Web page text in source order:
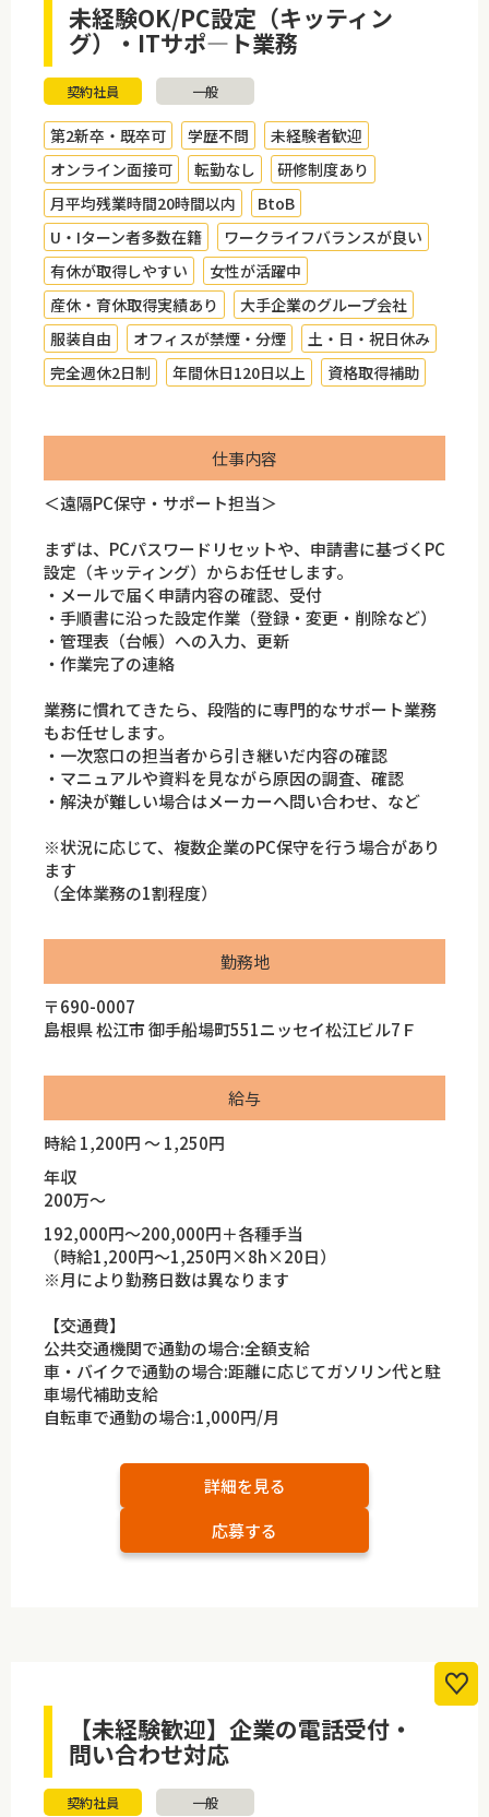
未経験OK/PC設定（キッティン
グ）・ITサポ―ト業務
契約社員 一般
第2新卒・既卒可 学歴不問
未経験者歓迎
オンライン面接可
転勤なし
研修制度あり
月平均残業時間20時間以内
BtoB
U・Iターン者多数在籍
ワークライフバランスが良い
有休が取得しやすい
女性が活躍中
産休・育休取得実績あり
大手企業のグループ会社
服装自由
オフィスが禁煙・分煙
土・日・祝日休み
完全週休2日制
年間休日120日以上 資格取得補助
仕事内容
＜遠隔PC保守・サポート担当＞
まずは、PCパスワードリセットや、申請書に基づくPC
設定（キッティング）からお任せします。
・メールで届く申請内容の確認、受付
・手順書に沿った設定作業（登録・変更・削除など）
・管理表（台帳）への入力、更新
・作業完了の連絡
業務に慣れてきたら、段階的に専門的なサポート業務
もお任せします。
・一次窓口の担当者から引き継いだ内容の確認
・マニュアルや資料を見ながら原因の調査、確認
・解決が難しい場合はメーカーへ問い合わせ、など
※状況に応じて、複数企業のPC保守を行う場合があり
ます
（全体業務の1割程度）
勤務地
〒690-0007
島根県 松江市 御手船場町551ニッセイ松江ビル7Ｆ
給与
時給 1,200円 ～ 1,250円
年収
200万～
192,000円～200,000円＋各種手当
（時給1,200円～1,250円×8h×20日）
※月により勤務日数は異なります
【交通費】
公共交通機関で通勤の場合:全額支給
車・バイクで通勤の場合:距離に応じてガソリン代と駐
車場代補助支給
自転車で通勤の場合:1,000円/月
詳細を見る
応募する
【未経験歓迎】企業の電話受付・
問い合わせ対応
契約社員 一般